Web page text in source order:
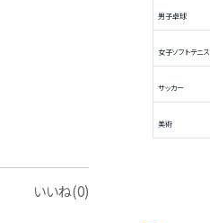
いいね(0)
男子卓球
女子ソフトテニス
サッカー
美術